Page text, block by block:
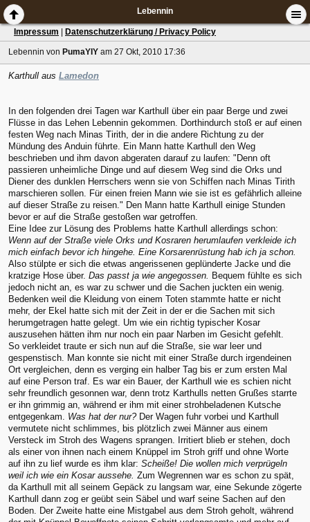
Lebennin
Impressum Datenschutzerklärung / Privacy Policy
Lebennin von PumaYIY am 27 Okt, 2010 17:36
Karthull aus Lamedon
In den folgenden drei Tagen war Karthull über ein paar Berge und zwei
Flüsse in das Lehen Lebennin gekommen. Dorthindurch stoß er auf einen
festen Weg nach Minas Tirith, der in die andere Richtung zu der
Mündung des Anduin führte. Ein Mann hatte Karthull den Weg
beschrieben und ihm davon abgeraten darauf zu laufen: "Denn oft
passieren unheimliche Dinge und auf diesem Weg sind die Orks und
Diener des dunklen Herrschers wenn sie von Schiffen nach Minas Tirith
marschieren sollen. Für einen freien Mann wie sie ist es gefährlich alleine
auf dieser Straße zu reisen." Den Mann hatte Karthull einige Stunden
bevor er auf die Straße gestoßen war getroffen.
Eine Idee zur Lösung des Problems hatte Karthull allerdings schon:
Wenn auf der Straße viele Orks und Kosraren herumlaufen verkleide ich
mich einfach bevor ich hingehe. Eine Korsarenrüstung hab ich ja schon.
Also stülpte er sich die etwas angerissenen geplünderte Jacke und die
kratzige Hose über. Das passt ja wie angegossen. Bequem fühlte es sich
jedoch nicht an, es war zu schwer und die Sachen juckten ein wenig.
Bedenken weil die Kleidung von einem Toten stammte hatte er nicht
mehr, der Ekel hatte sich mit der Zeit in der er die Sachen mit sich
herumgetragen hatte gelegt. Um wie ein richtig typischer Kosar
auszusehen hätten ihm nur noch ein paar Narben im Gesicht gefehlt.
So verkleidet traute er sich nun auf die Straße, sie war leer und
gespenstisch. Man konnte sie nicht mit einer Straße durch irgendeinen
Ort vergleichen, denn es verging ein halber Tag bis er zum ersten Mal
auf eine Person traf. Es war ein Bauer, der Karthull wie es schien nicht
sehr freundlich gesonnen war, denn trotz Karthulls netten Grußes starrte
er ihn grimmig an, während er ihm mit einer strohbeladenen Kutsche
entgegenkam. Was hat der nur?Der Wagen fuhr vorbei und Karthull
vermutete nicht schlimmes, bis plötzlich zwei Männer aus einem
Versteck im Stroh des Wagens sprangen. Irritiert blieb er stehen, doch
als einer von ihnen nach einem Knüppel im Stroh griff und ohne Worte
auf ihn zu lief wurde es ihm klar: Scheiße! Die wollen mich verprügeln
weil ich wie ein Kosar aussehe. Zum Wegrennen war es schon zu spät,
da Karthull mit all seinem Gepäck zu langsam war, eine Sekunde zögerte
Karthull dann zog er geübt sein Säbel und warf seine Sachen auf den
Boden. Der Zweite hatte eine Mistgabel aus dem Stroh geholt, während